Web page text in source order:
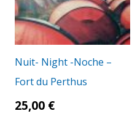
Nuit- Night -Noche –
Fort du Perthus
25,00 €